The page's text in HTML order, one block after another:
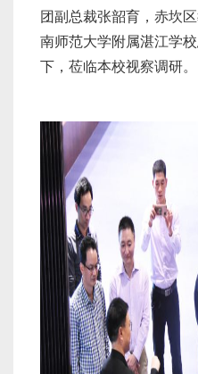
团副总裁张韶育，赤坎
南师范大学附属湛江学
下，莅临本校视察调研。